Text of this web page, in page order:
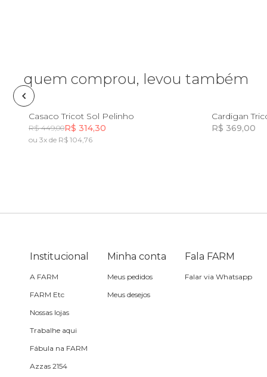
Toalha
quem comprou, levou também
PP P M
Casaco Tricot Sol Pelinho
R$ 449,00R$ 314,30
ou 3x de R$ 104,76
Cardigan
R$ 369,00
Institucional
A FARM
FARM Etc
Nossas lojas
Trabalhe aqui
Fábula na FARM
Azzas 2154
Minha conta
Meus pedidos
Meus desejos
Fala FARM
Falar via Whatsapp